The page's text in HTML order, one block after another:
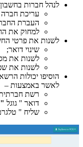
לנהל חברות
עריכת חברה
העברת
למחוק את
לשנות את פרטי
שינוי דואר;
לשנות את
לשנות את
הוסיפו יכולות
לאשר באמצעות –
רשת
דואר " גוגל
שליח "